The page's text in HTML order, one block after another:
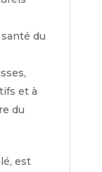
du
et à
du
est